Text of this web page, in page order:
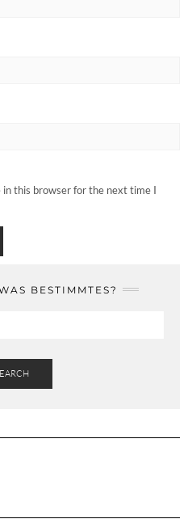
in this browser for the next time I
BESTIMMTES?